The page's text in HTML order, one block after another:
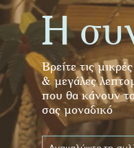
Η
Βρείτε τις μικρές
& μεγάλες
που θα κάνουν
σας μοναδικό